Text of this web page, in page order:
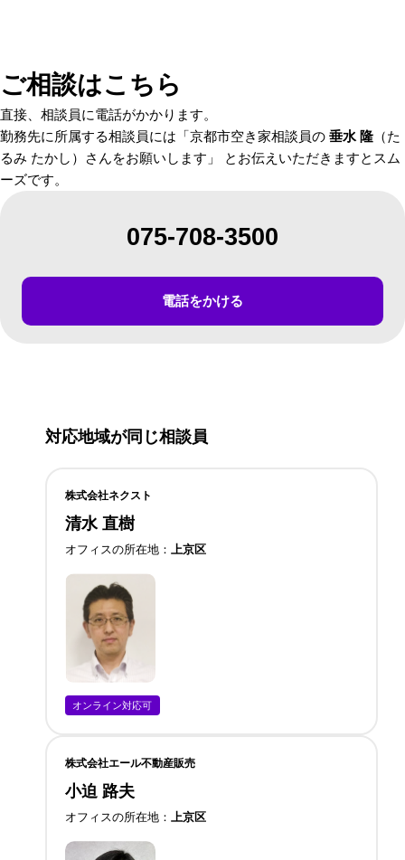
ご相談はこちら
直接、相談員に電話がかかります。
勤務先に所属する相談員には「京都市空き家相談員の 垂水 隆 （た
るみ たかし）さんをお願いします」 とお伝えいただきますとスム
ーズです。
075-708-3500
電話をかける
対応地域が同じ相談員
株式会社ネクスト
清水 直樹
オフィスの所在地 上京区
オンライン対応可
株式会社エール不動産販売
小迫 路夫
オフィスの所在地 上京区